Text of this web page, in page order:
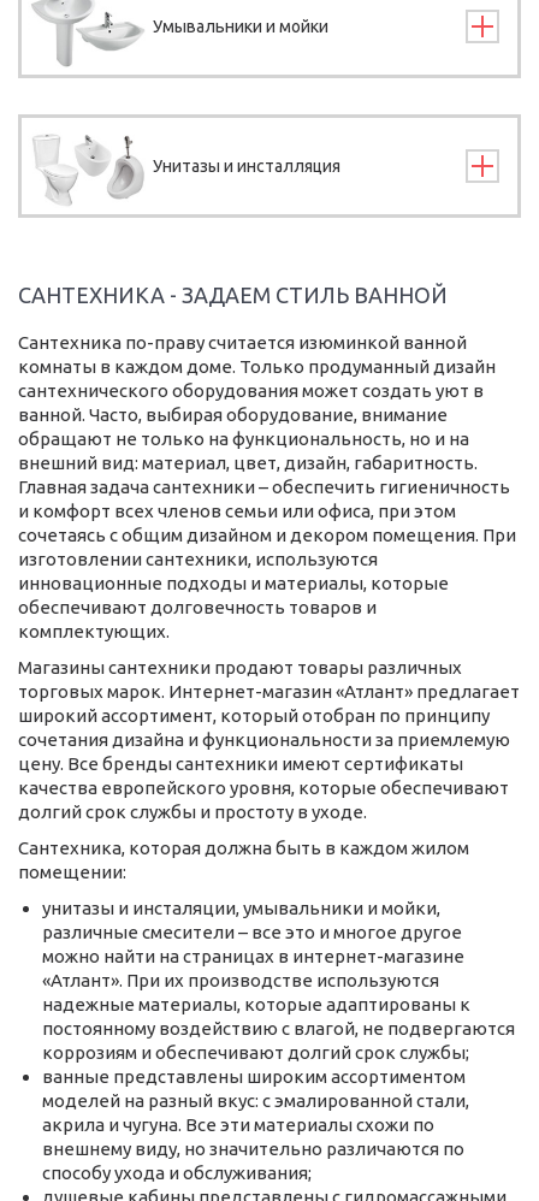
Умывальники и мойки
Унитазы и инсталляция
САНТЕХНИКА - ЗАДАЕМ СТИЛЬ ВАННОЙ
Сантехника по-праву считается изюминкой ванной
комнаты в каждом доме. Только продуманный дизайн
сантехнического оборудования может создать уют в
ванной. Часто, выбирая оборудование, внимание
обращают не только на функциональность, но и на
внешний вид: материал, цвет, дизайн, габаритность.
Главная задача сантехники – обеспечить гигиеничность
и комфорт всех членов семьи или офиса, при этом
сочетаясь с общим дизайном и декором помещения. При
изготовлении сантехники, используются
инновационные подходы и материалы, которые
обеспечивают долговечность товаров и
комплектующих.
Магазины сантехники продают товары различных
торговых марок. Интернет-магазин «Атлант» предлагает
широкий ассортимент, который отобран по принципу
сочетания дизайна и функциональности за приемлемую
цену. Все бренды сантехники имеют сертификаты
качества европейского уровня, которые обеспечивают
долгий срок службы и простоту в уходе.
Сантехника, которая должна быть в каждом жилом
помещении:
унитазы и инсталяции, умывальники и мойки,
различные смесители – все это и многое другое
можно найти на страницах в интернет-магазине
«Атлант». При их производстве используются
надежные материалы, которые адаптированы к
постоянному воздействию с влагой, не подвергаются
коррозиям и обеспечивают долгий срок службы;
ванные представлены широким ассортиментом
моделей на разный вкус: с эмалированной стали,
акрила и чугуна. Все эти материалы схожи по
внешнему виду, но значительно различаются по
способу ухода и обслуживания;
душевые кабины представлены с гидромассажными